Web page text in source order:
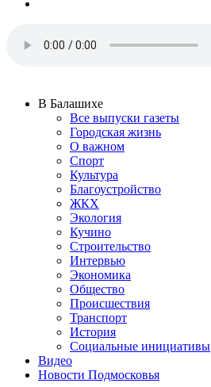
В Балашихе
Все выпуски газеты
Городская жизнь
О важном
Спорт
Культура
Благоустройство
ЖКХ
Экология
Кучино
Строительство
Интервью
Экономика
Общество
Происшествия
Транспорт
История
Социальные инициативы
Видео
Новости Подмосковья